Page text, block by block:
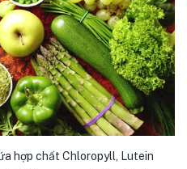
hợp chất Chloropyll, Lutein